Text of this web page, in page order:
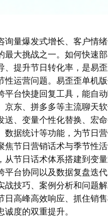
询量爆发式增长、客户情
最大挑战之一。如何快速
、提升节日转化率，是易
性运营问题。易歪歪单机
平台快捷回复工具，能自
京东、拼多多等主流聊天
送、变量个性化替换、宏
数据统计等功能，为节日
焦节日营销话术与季节性
从节日话术体系搭建到变
平台协同以及数据复盘迭
战技巧、案例分析和问题
日高峰高效响应、抓住销
诚度的双重提升。